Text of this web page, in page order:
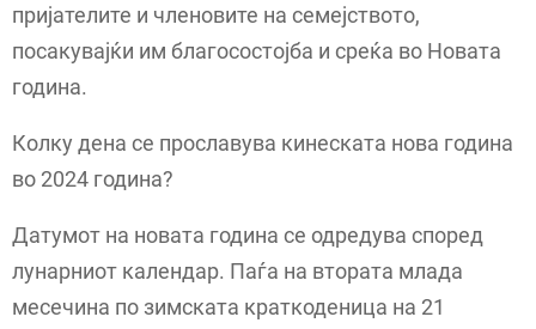
пријателите и членовите на семејството,
посакувајќи им благосостојба и среќа во Новата
година.
Колку дена се прославува кинеската нова година
во 2024 година?
Датумот на новата година се одредува според
лунарниот календар. Паѓа на втората млада
месечина по зимската краткоденица на 21